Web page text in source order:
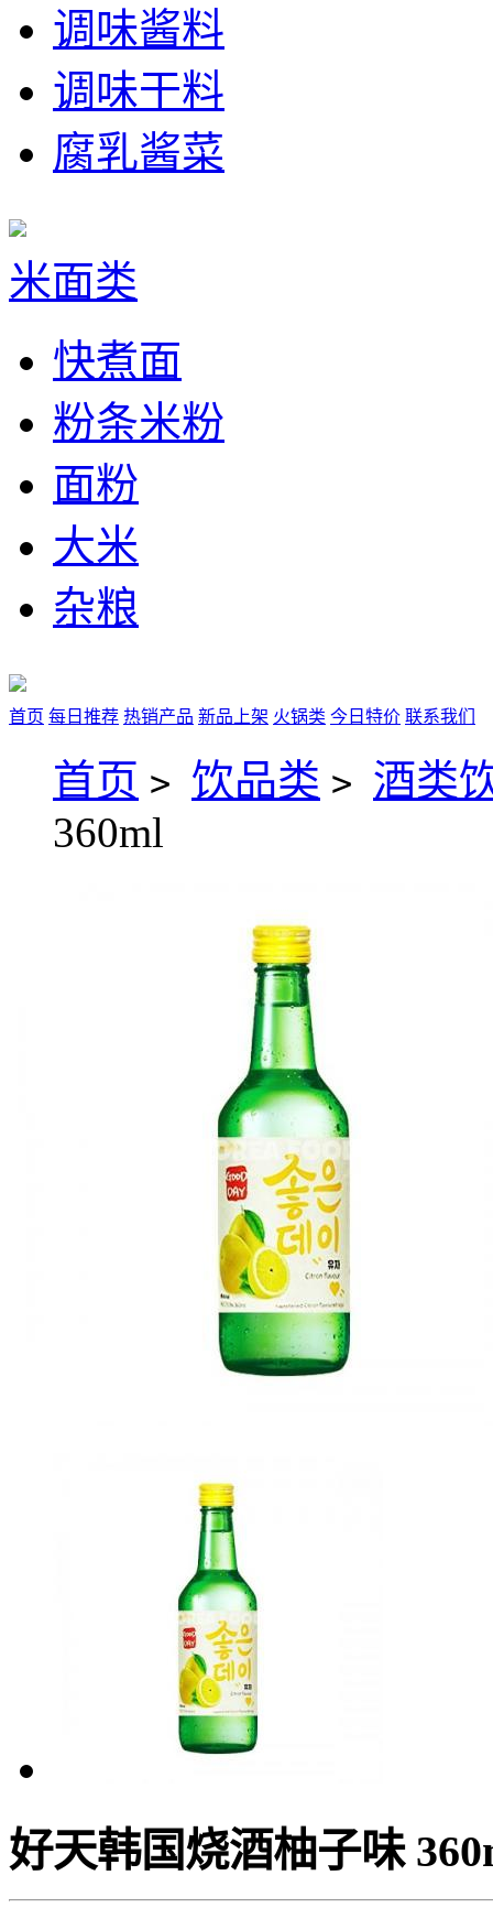
调味酱料
调味干料
腐乳酱菜
米面类
快煮面
粉条米粉
面粉
大米
杂粮
首页 每日推荐 热销产品 新品上架 火锅类 今日特价 联系我们
首页 > 饮品类 > 酒类
360ml
好天韩国烧酒柚子味